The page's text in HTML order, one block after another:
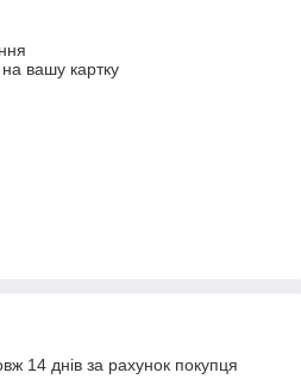
вашу картку
14 днів за рахунок покупця